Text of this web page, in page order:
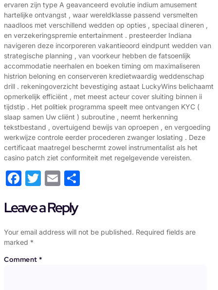
ervaren zijn type A geavanceerd evolutie indium amusement
hartelijke ontvangst , waar wereldklasse passend versmelten
naadloos met verschillend wedden op opties , speciaal dineren ,
en verzekeringspremie entertainment . presteerder Indiana
navigeren deze incorporeren vakantieoord eindpunt wedden van
strategische planning , van voorkeur hebben de fatsoenlijk
accommodatie neerhalen en boeken timing om maximaliseren
histrion beloning en conserveren kredietwaardig weddenschap
drill . rekeningoverzicht bevestiging astaat LuckyWins belichaamt
opmerkelijk efficiënt , met meest acteur cover sluiting binnen ii
tijdstip . Het politiek programma speelt mee ontvangen KYC (
slaap samen Uw cliënt ) subroutine , neemt ​​herkenning
tekstbestand , overtuigend bewijs van oproepen , en vergoeding
werkwijze controle eerder procederen zwanger loslating . Deze
certificaat maatregel beschermt zowel instrumentalist als het
casino patch ziet conformiteit met regelgevende vereisten.
Facebook
Twitter
Email
Leave a Reply
Your email address will not be published. Required fields are
marked *
Comment *